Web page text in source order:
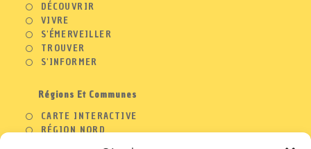
DÉCOUVRIR
VIVRE
S'ÉMERVEILLER
TROUVER
S'INFORMER
Régions Et Communes
CARTE INTERACTIVE
RÉGION NORD